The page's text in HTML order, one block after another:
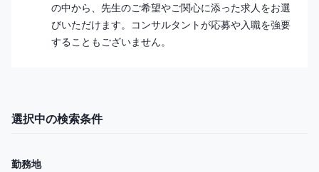
の中から、先生のご希望やご関心に添った求人をお選
びいただけます。コンサルタントが応募や入職を強要
することもございません。
選択中の検索条件
勤務地